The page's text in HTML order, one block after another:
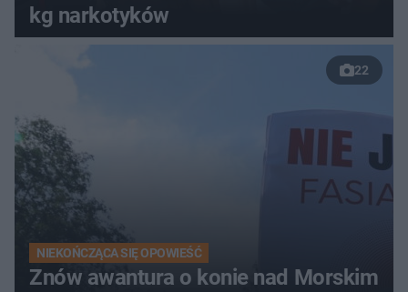
kg narkotyków
22
NIEKOŃCZĄCA SIĘ OPOWIEŚĆ
Znów awantura o konie nad Morskim